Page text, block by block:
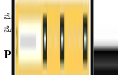
ಮೊದಲ ದಿನದಿಂದಲೇ ಬಿಲ್ಲಿಂಗ್, ಸ್ಟಾಕ್
ನೋಡಲು ಪ್ರಾರಂಭಿಸಿ — ಆನ್‌ಲೈನ್
Pharmacy Pro ನಿಂದ